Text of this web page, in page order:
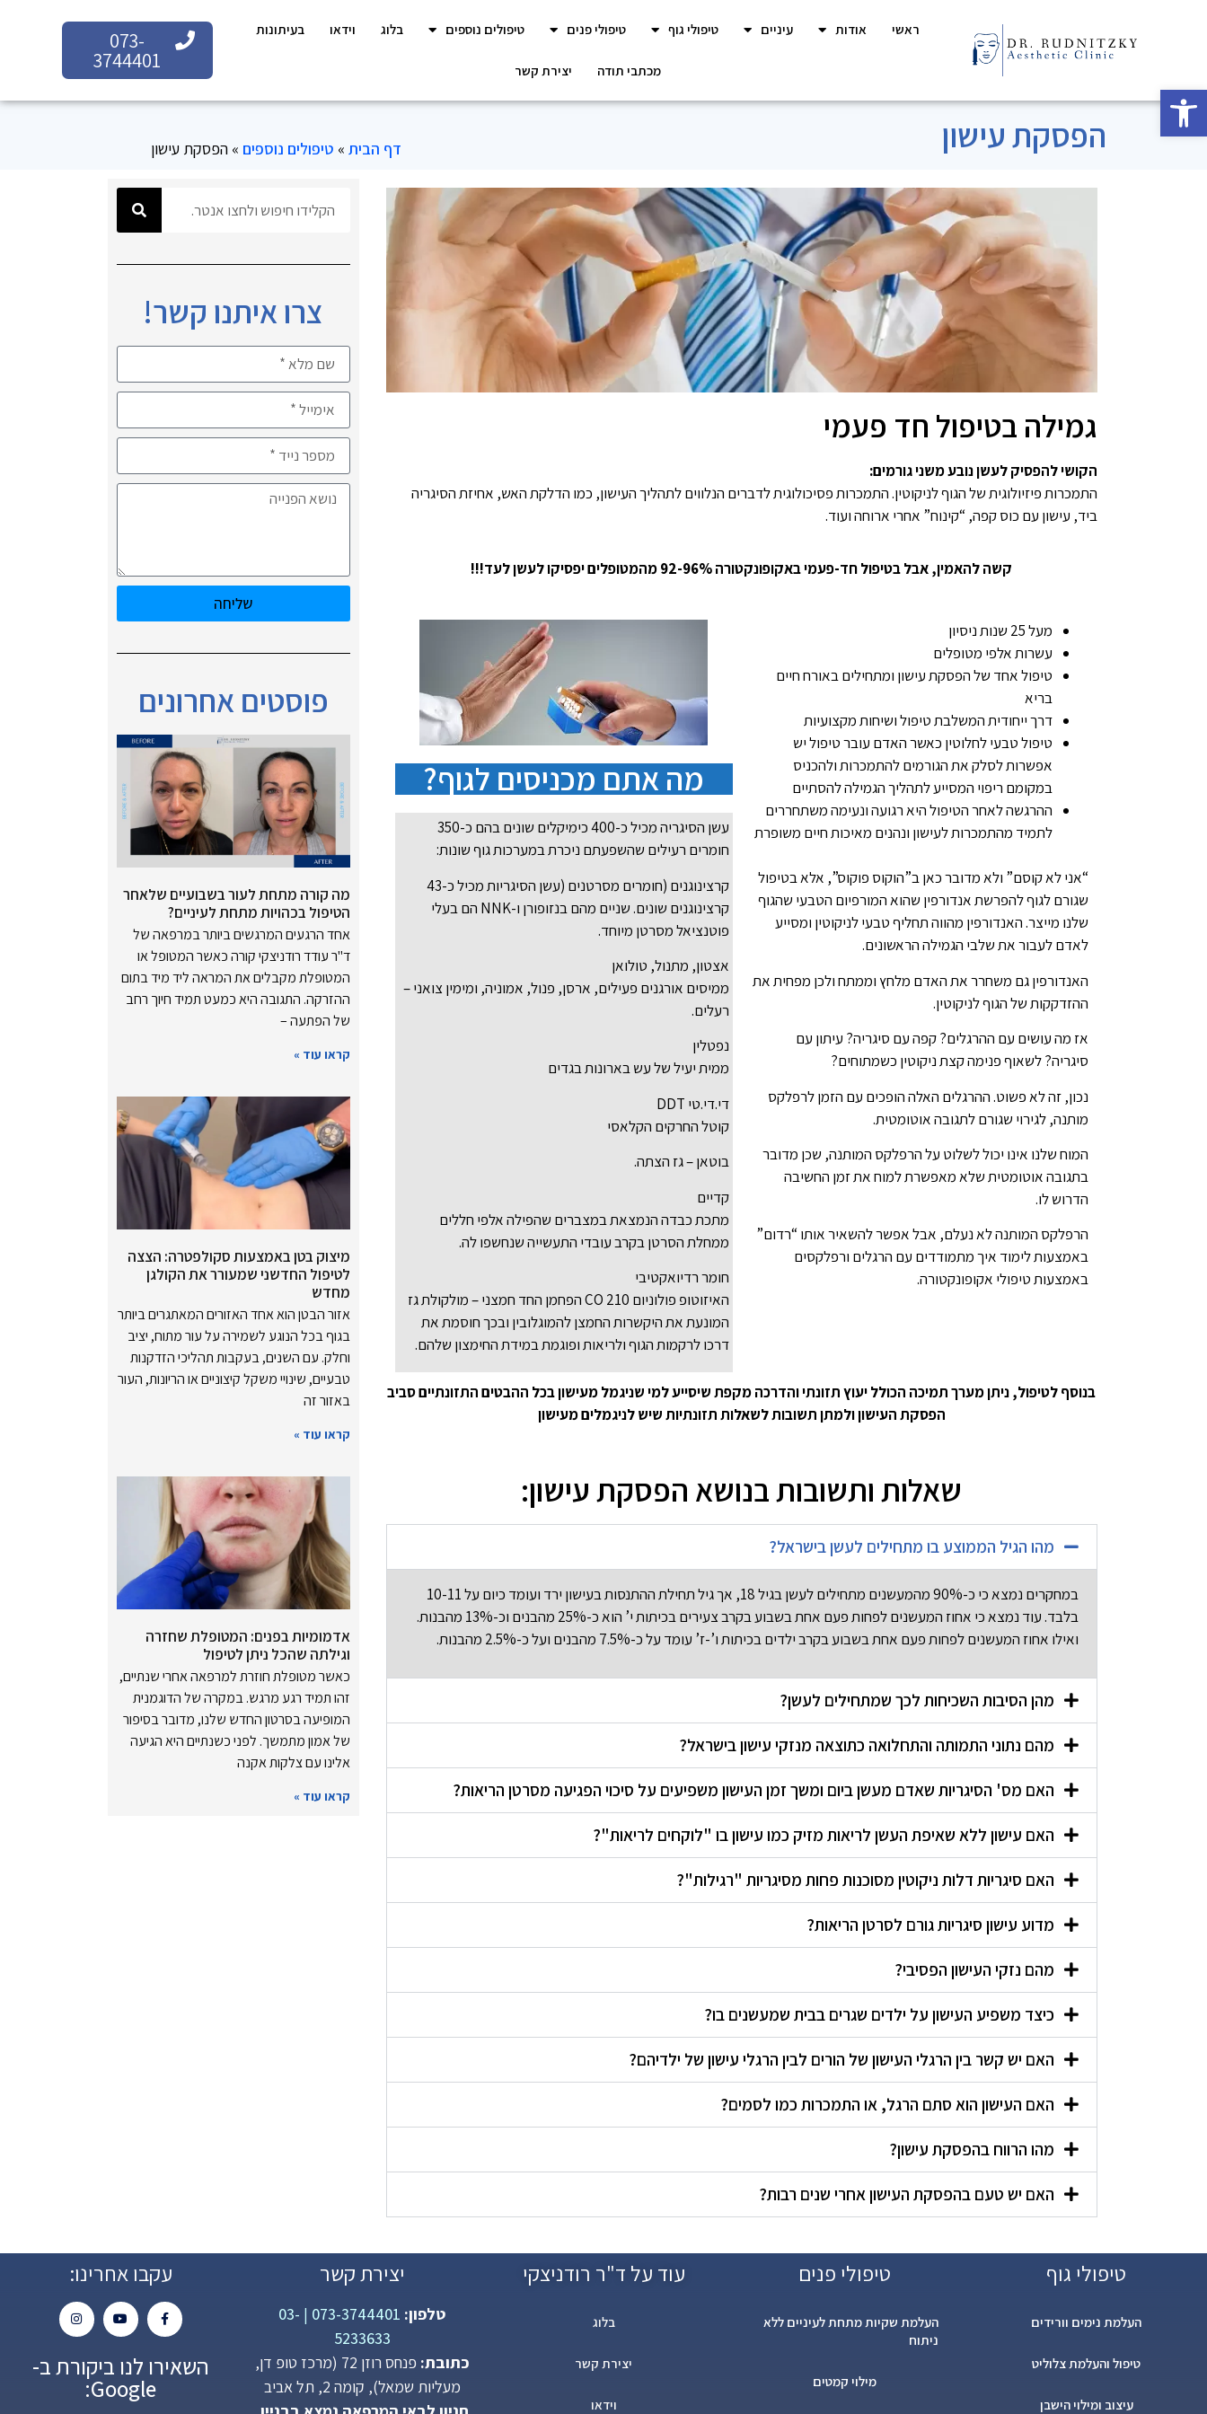
פתח סרגל נגישות
ראשי אודות עיניים טיפולי גוף טיפולי פנים טיפולים נוספים בלוג וידאו בעיתונות
מכתבי תודה יצירת קשר
073-
3744401
הפסקת עישון דף הבית» טיפולים נוספים » הפסקת עישון
גמילה בטיפול חד פעמי
הקושי להפסיק לעשן נובע משני גורמים:
התמכרות פיזיולוגית של הגוף לניקוטין. התמכרות פסיכולוגית לדברים הנלווים לתהליך העישון, כמו הדלקת האש, אחיזת הסיגריה
ביד, עישון עם כוס קפה, “קינוח” אחרי ארוחה ועוד.
קשה להאמין, אבל בטיפול חד-פעמי באקופונקטורה 92-96% מהמטופלים יפסיקו לעשן לעד!!!
מעל 25 שנות ניסיון
עשרות אלפי מטופלים
טיפול אחד של הפסקת עישון ומתחילים באורח חיים
בריא
דרך ייחודית המשלבת טיפול ושיחות מקצועיות
טיפול טבעי לחלוטין כאשר האדם עובר טיפול יש
אפשרות לסלק את הגורמים להתמכרות ולהכניס
במקומם ריפוי המסייע לתהליך הגמילה להסתיים
ההרגשה לאחר הטיפול היא רגועה ונעימה משתחררים
לתמיד מהתמכרות לעישון ונהנים מאיכות חיים משופרת
“אני לא קוסם” ולא מדובר כאן ב”הוקוס פוקוס”, אלא בטיפול
שגורם לגוף להפרשת אנדורפין שהוא המורפיום הטבעי שהגוף
שלנו מייצר. האנדורפין מהווה תחליף טבעי לניקוטין ומסייע
לאדם לעבור את שלבי הגמילה הראשונים.
האנדורפין גם משחרר את האדם מלחץ וממתח ולכן מפחית את
ההזדקקות של הגוף לניקוטין.
אז מה עושים עם ההרגלים? קפה עם סיגריה? עיתון עם
סיגריה? לשאוף פנימה קצת ניקוטין כשמתוחים?
נכון, זה לא פשוט. ההרגלים האלה הופכים עם הזמן לרפלקס
מותנה, לגירוי שגורם לתגובה אוטומטית.
המוח שלנו אינו יכול לשלוט על הרפלקס המותנה, שכן מדובר
בתגובה אוטומטית שלא מאפשרת למוח את זמן החשיבה
הדרוש לו.
הרפלקס המותנה לא נעלם, אבל אפשר להשאיר אותו “רדום”
באמצעות לימוד איך מתמודדים עם הרגלים ורפלקסים
באמצעות טיפולי אקופונקטורה.
מה אתם מכניסים לגוף?
עשן הסיגריה מכיל כ-400 כימיקלים שונים בהם כ-350
חומרים רעילים שהשפעתם ניכרת במערכות גוף שונות:
קרצינוגנים (חומרים מסרטנים (עשן הסיגריות מכיל כ-43
קרצינוגנים שונים. שניים מהם בנזופורן ו-NNK הם בעלי
פוטנציאל מסרטן מיוחד.
אצטון, מתנול, טולואן
ממיסים אורגנים פעילים, ארסן, פנול, אמוניה, ומימין צואני –
רעלים.
נפטלין
ממית יעיל של עש בארונות בגדים
די.די.טי DDT
קוטל החרקים הקלאסי
בוטאן – גז הצתה.
קדיים
מתכת כבדה הנמצאת במצברים שהפילה אלפי חללים
ממחלת הסרטן בקרב עובדי התעשייה שנחשפו לה.
חומר רדיואקטיבי
האיזוטופ פולוניום 210 CO הפחמן החד חמצני – מולקולת גז
המונעת את היקשרות החמצן להמוגלובין ובכך חוסמת את
דרכו לרקמות הגוף ולריאות ופוגמת במידת החימצון שלהם.
בנוסף לטיפול, ניתן מערך תמיכה הכולל יעוץ תזונתי והדרכה מקפת שיסייע למי שניגמל מעישון בכל ההבטים התזונתיים סביב
הפסקת העישון ולמתן תשובות לשאלות תזונתיות שיש לניגמלים מעישון
שאלות ותשובות בנושא הפסקת עישון:
מהו הגיל הממוצע בו מתחילים לעשן בישראל?
במחקרים נמצא כי כ-90% מהמעשנים מתחילים לעשן בגיל 18, אך גיל תחילת ההתנסות בעישון ירד ועומד כיום על 10-11
בלבד. עוד נמצא כי אחוז המעשנים לפחות פעם אחת בשבוע בקרב צעירים בכיתות י’ הוא כ-25% מהבנים וכ-13% מהבנות.
ואילו אחוז המעשנים לפחות פעם אחת בשבוע בקרב ילדים בכיתות ו’-ז’ עומד על כ-7.5% מהבנים ועל כ-2.5% מהבנות.
מהן הסיבות השכיחות לכך שמתחילים לעשן?
מהם נתוני התמותה והתחלואה כתוצאה מנזקי עישון בישראל?
האם מס' הסיגריות שאדם מעשן ביום ומשך זמן העישון משפיעים על סיכוי הפגיעה מסרטן הריאות?
האם עישון ללא שאיפת העשן לריאות מזיק כמו עישון בו "לוקחים לריאות"?
האם סיגריות דלות ניקוטין מסוכנות פחות מסיגריות "רגילות"?
מדוע עישון סיגריות גורם לסרטן הריאות?
מהם נזקי העישון הפסיבי?
כיצד משפיע העישון על ילדים שגרים בבית שמעשנים בו?
האם יש קשר בין הרגלי העישון של הורים לבין הרגלי עישון של ילדיהם?
האם העישון הוא סתם הרגל, או התמכרות כמו לסמים?
מהו הרווח בהפסקת עישון?
האם יש טעם בהפסקת העישון אחרי שנים רבות?
צרו איתנו קשר!
שליחה
פוסטים אחרונים
מה קורה מתחת לעור בשבועיים שלאחר
הטיפול בכהויות מתחת לעיניים?
אחד הרגעים המרגשים ביותר במרפאה של
ד"ר עודד רודניצקי קורה כאשר המטופל או
המטופלת מקבלים את המראה ליד מיד בתום
ההזרקה. התגובה היא כמעט תמיד חיוך רחב
של הפתעה –
קראו עוד »
מיצוק בטן באמצעות סקולפטרה: הצצה
לטיפול החדשני שמעורר את הקולגן
מחדש
אזור הבטן הוא אחד האזורים המאתגרים ביותר
בגוף בכל הנוגע לשמירה על עור מתוח, יציב
וחלק. עם השנים, בעקבות תהליכי הזדקנות
טבעיים, שינויי משקל קיצוניים או הריונות, העור
באזור זה
קראו עוד »
אדמומיות בפנים: המטופלת שחזרה
וגילתה שהכל ניתן לטיפול
כאשר מטופלת חוזרת למרפאה אחרי שנתיים,
זהו תמיד רגע מרגש. במקרה של הדוגמנית
המופיעה בסרטון החדש שלנו, מדובר בסיפור
של אמון מתמשך. לפני כשנתיים היא הגיעה
אלינו עם צלקות אקנה
קראו עוד »
טיפולי גוף
העלמת נימים וורידים
טיפול והעלמת צלוליט
עיצוב ומילוי הישבן
טיפולי פנים
העלמת שקיות מתחת לעיניים ללא
ניתוח
מילוי קמטים
עוד על ד"ר רודניצקי
בלוג
יצירת קשר
וידאו
יצירת קשר
טלפון: 073-3744401
|
03-
5233633
כתובת:
פנחס רוזן 72 (מרכז טופ דן,
מעליות שמאל), קומה 2, תל אביב
עקבו אחרינו:
השאירו לנו ביקורת ב-
Google: